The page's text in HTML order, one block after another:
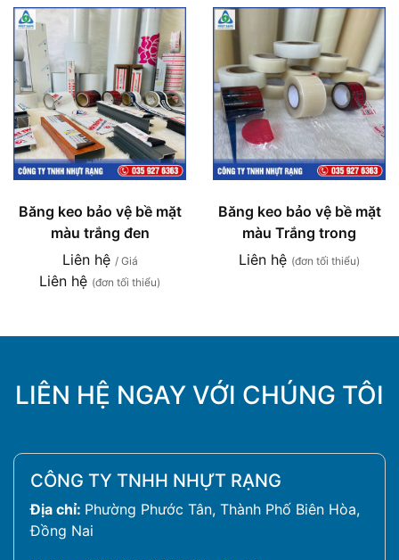
Băng keo bảo vệ bề mặt
màu trắng đen
Liên hệ / Giá
Liên hệ (đơn tối thiểu)
Băng keo bảo vệ bề mặt
màu Trắng trong
Liên hệ (đơn tối thiểu)
LIÊN HỆ NGAY VỚI CHÚNG TÔI
CÔNG TY TNHH NHỰT RẠNG
Địa chỉ: Phường Phước Tân, Thành Phố Biên Hòa,
Đồng Nai